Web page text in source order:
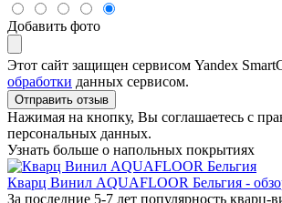
Добавить фото
Этот сайт защищен сервисом Yandex
обработки данных сервисом.
Отправить отзыв
Нажимая на кнопку, Вы соглашаетесь с
персональных данных.
Узнать больше о напольных покрытиях
Кварц Винил AQUAFLOOR Бельгия -
За последние 5-7 лет популярность кварц-